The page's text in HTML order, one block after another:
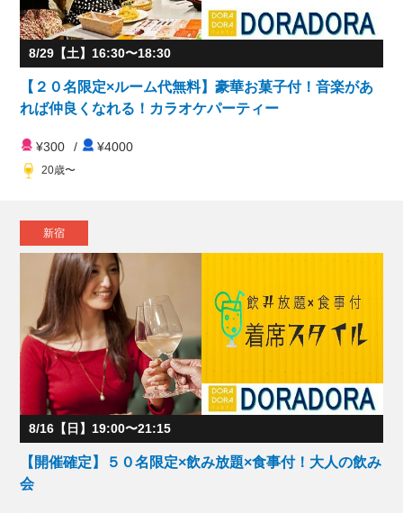
8/29【土】16:30〜18:30
【２０名限定×ルーム代無料】豪華お菓子付！音楽があ
れば仲良くなれる！カラオケパーティー
¥300 / ¥4000
20歳〜
新宿
8/16【日】19:00〜21:15
【開催確定】５０名限定×飲み放題×食事付！大人の飲み
会